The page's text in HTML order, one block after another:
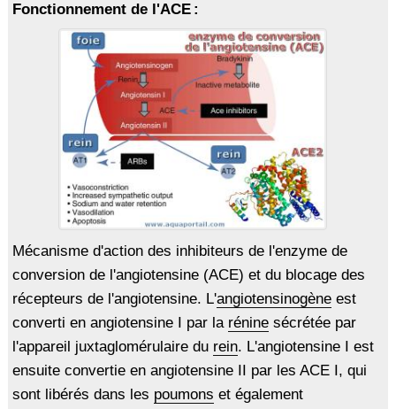
Fonctionnement de l'ACE :
Mécanisme d'action des inhibiteurs de l'enzyme de
conversion de l'angiotensine (ACE) et du blocage des
récepteurs de l'angiotensine. L'angiotensinogèneest
converti en angiotensine I par la réninesécrétée par
l'appareil juxtaglomérulaire du rein. L'angiotensine I est
ensuite convertie en angiotensine II par les ACE I, qui
sont libérés dans les poumons et également